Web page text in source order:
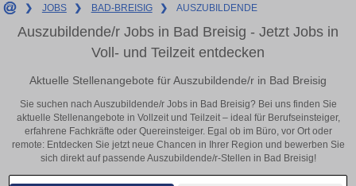
❯ JOBS ❯ BAD-BREISIG ❯ AUSZUBILDENDE
Auszubildende/r Jobs in Bad Breisig - Jetzt Jobs in
Voll- und Teilzeit entdecken
Aktuelle Stellenangebote für Auszubildende/r in Bad Breisig
Sie suchen nach Auszubildende/r Jobs in Bad Breisig? Bei uns finden Sie
aktuelle Stellenangebote in Vollzeit und Teilzeit – ideal für Berufseinsteiger,
erfahrene Fachkräfte oder Quereinsteiger. Egal ob im Büro, vor Ort oder
remote: Entdecken Sie jetzt neue Chancen in Ihrer Region und bewerben Sie
sich direkt auf passende Auszubildende/r-Stellen in Bad Breisig!